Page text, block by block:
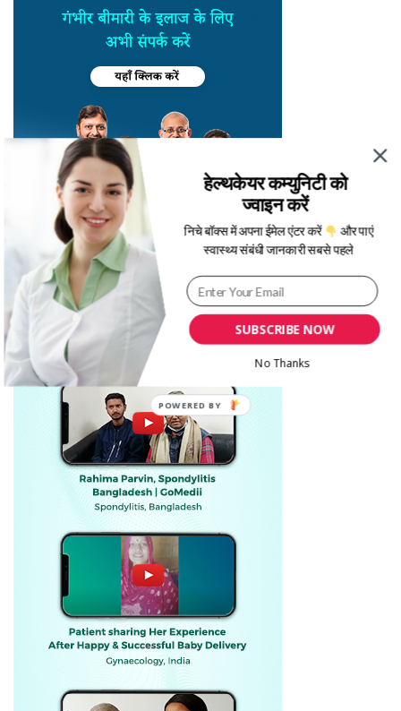
SUBSCRIBE NOW
हेल्थकेयर कम्युनिटी को
ज्वाइन करें
निचे बॉक्स में अपना ईमेल एंटर करें
और पाएं
स्वास्थ्य संबंधी जानकारी सबसे पहले
No Thanks
POWERED BY